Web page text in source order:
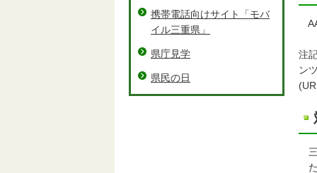
注
ン
三
た
携帯電話向けサイト「モバ
イル三重県」
県庁見学
県民の日